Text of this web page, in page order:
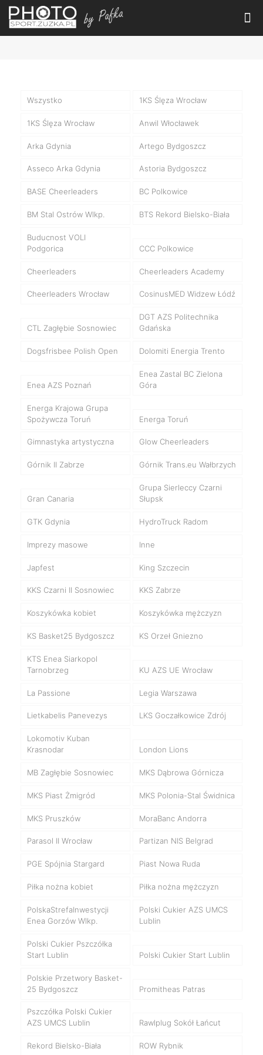
Wszystko 1KS Ślęza Wrocław
1KS Ślęza Wrocław Anwil Włocławek
Arka Gdynia Artego Bydgoszcz
Asseco Arka Gdynia Astoria Bydgoszcz
BASE Cheerleaders BC Polkowice
BM Stal Ostrów Wlkp. BTS Rekord Bielsko-Biała
Buducnost VOLI
Podgorica
CCC Polkowice
Cheerleaders Cheerleaders Academy
Cheerleaders Wrocław CosinusMED Widzew Łódź
CTL Zagłębie Sosnowiec
DGT AZS Politechnika
Gdańska
Dogsfrisbee Polish Open Dolomiti Energia Trento
Enea AZS Poznań
Enea Zastal BC Zielona
Góra
Energa Krajowa Grupa
Spożywcza Toruń
Energa Toruń
Gimnastyka artystyczna Glow Cheerleaders
Górnik II Zabrze Górnik Trans.eu Wałbrzych
Gran Canaria
Grupa Sierleccy Czarni
Słupsk
GTK Gdynia HydroTruck Radom
Imprezy masowe Inne
Japfest King Szczecin
KKS Czarni II Sosnowiec KKS Zabrze
Koszykówka kobiet Koszykówka mężczyzn
KS Basket25 Bydgoszcz KS Orzeł Gniezno
KTS Enea Siarkopol
Tarnobrzeg
KU AZS UE Wrocław
La Passione Legia Warszawa
Lietkabelis Panevezys LKS Goczałkowice Zdrój
Lokomotiv Kuban
Krasnodar
London Lions
MB Zagłębie Sosnowiec MKS Dąbrowa Górnicza
MKS Piast Żmigród MKS Polonia-Stal Świdnica
MKS Pruszków MoraBanc Andorra
Parasol II Wrocław Partizan NIS Belgrad
PGE Spójnia Stargard Piast Nowa Ruda
Piłka nożna kobiet Piłka nożna mężczyzn
PolskaStrefaInwestycji
Enea Gorzów Wlkp.
Polski Cukier AZS UMCS
Lublin
Polski Cukier Pszczółka
Start Lublin
Polski Cukier Start Lublin
Polskie Przetwory Basket-
25 Bydgoszcz
Promitheas Patras
Pszczółka Polski Cukier
AZS UMCS Lublin
Rawlplug Sokół Łańcut
Rekord Bielsko-Biała ROW Rybnik